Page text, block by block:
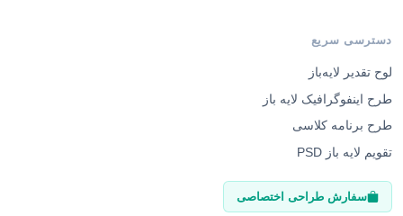
طرح اینفوگرافیک لایه باز
طرح برنامه کلاسی
تقویم لایه باز PSD
سفارش طراحی اختصاصی